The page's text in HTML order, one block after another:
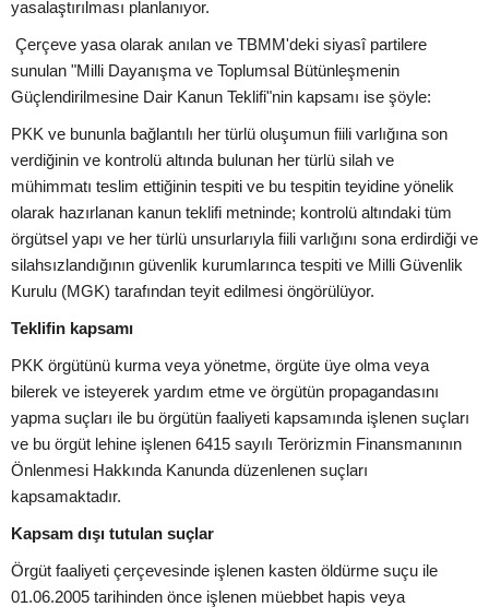
yasalaştırılması planlanıyor.
Çerçeve yasa olarak anılan ve TBMM'deki siyasî partilere
sunulan "Milli Dayanışma ve Toplumsal Bütünleşmenin
Güçlendirilmesine Dair Kanun Teklifi"nin kapsamı ise şöyle:
PKK ve bununla bağlantılı her türlü oluşumun fiili varlığına son
verdiğinin ve kontrolü altında bulunan her türlü silah ve
mühimmatı teslim ettiğinin tespiti ve bu tespitin teyidine yönelik
olarak hazırlanan kanun teklifi metninde; kontrolü altındaki tüm
örgütsel yapı ve her türlü unsurlarıyla fiili varlığını sona erdirdiği ve
silahsızlandığının güvenlik kurumlarınca tespiti ve Milli Güvenlik
Kurulu (MGK) tarafından teyit edilmesi öngörülüyor.
Teklifin kapsamı
PKK örgütünü kurma veya yönetme, örgüte üye olma veya
bilerek ve isteyerek yardım etme ve örgütün propagandasını
yapma suçları ile bu örgütün faaliyeti kapsamında işlenen suçları
ve bu örgüt lehine işlenen 6415 sayılı Terörizmin Finansmanının
Önlenmesi Hakkında Kanunda düzenlenen suçları
kapsamaktadır.
Kapsam dışı tutulan suçlar
Örgüt faaliyeti çerçevesinde işlenen kasten öldürme suçu ile
01.06.2005 tarihinden önce işlenen müebbet hapis veya